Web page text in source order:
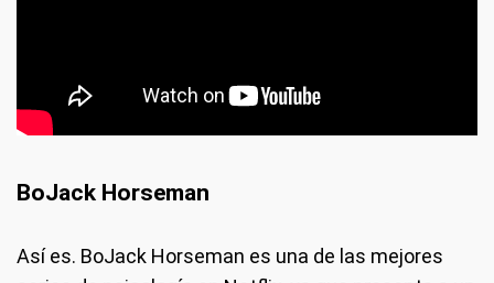
BoJack Horseman
Así es. BoJack Horseman es una de las mejores